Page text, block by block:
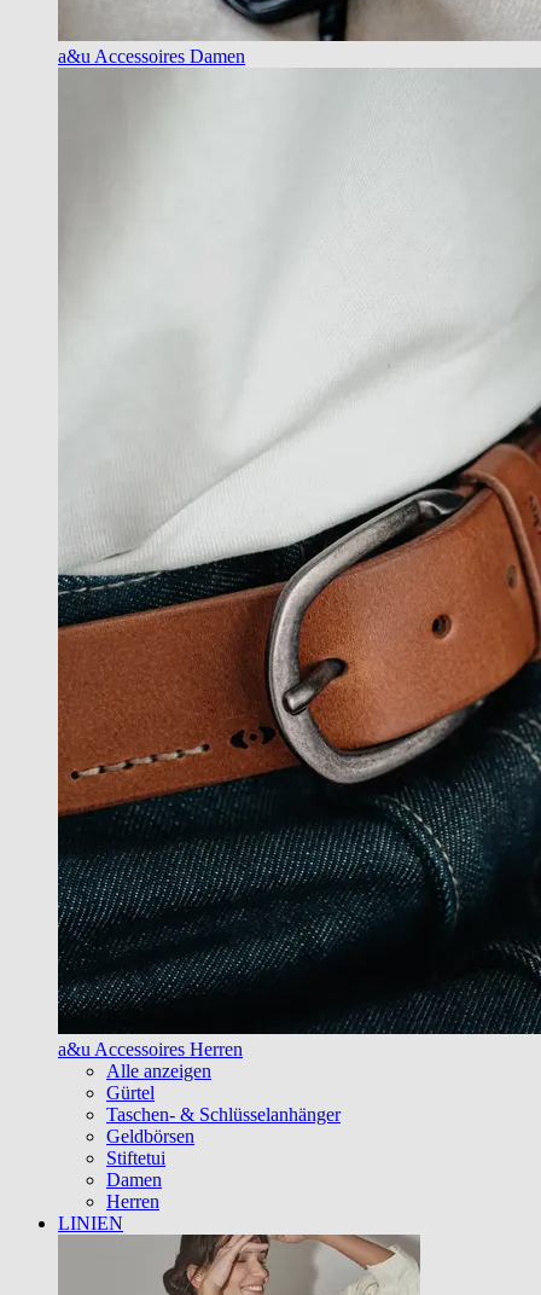
a&u Accessoires Damen
a&u Accessoires Herren
Alle anzeigen
Gürtel
Taschen- & Schlüsselanhänger
Geldbörsen
Stiftetui
Damen
Herren
LINIEN